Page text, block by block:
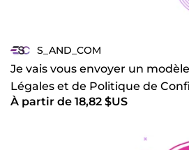
S_AND_COM
Je vais vous envoyer un
Légales et de Politique de
À partir de 18,82 $US